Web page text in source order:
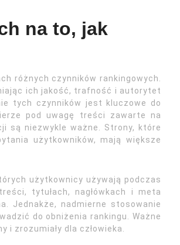
na to, jak
różnych czynników rankingowych.
ich jakość, trafność i autorytet
tych czynników jest kluczowe do
pod uwagę treści zawarte na
są niezwykle ważne. Strony, które
użytkowników, mają większe
użytkownicy używają podczas
tytułach, nagłówkach i meta
Jednakże, nadmierne stosowanie
do obniżenia rankingu. Ważne
zrozumiały dla człowieka.